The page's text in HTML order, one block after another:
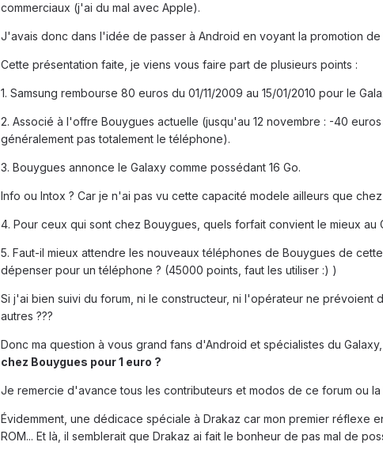
commerciaux (j'ai du mal avec Apple).
J'avais donc dans l'idée de passer à Android en voyant la promotion
Cette présentation faite, je viens vous faire part de plusieurs points :
1. Samsung rembourse 80 euros du 01/11/2009 au 15/01/2010 pour le
2. Associé à l'offre Bouygues actuelle (jusqu'au 12 novembre : -40
généralement pas totalement le téléphone).
3. Bouygues annonce le Galaxy comme possédant 16 Go.
Info ou Intox ? Car je n'ai pas vu cette capacité modele ailleurs que
4. Pour ceux qui sont chez Bouygues, quels forfait convient le mieux
5. Faut-il mieux attendre les nouveaux téléphones de Bouygues de
dépenser pour un téléphone ? (45000 points, faut les utiliser :) )
Si j'ai bien suivi du forum, ni le constructeur, ni l'opérateur ne
autres ???
Donc ma question à vous grand fans d'Android et spécialistes du Galaxy,
chez Bouygues pour 1 euro ?
Je remercie d'avance tous les contributeurs et modos de ce forum ou
Évidemment, une dédicace spéciale à Drakaz car mon premier
ROM... Et là, il semblerait que Drakaz ai fait le bonheur de pas mal de